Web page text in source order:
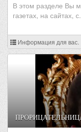
В этом разделе Вы
газетах, на сайтах,
Информация для вас.